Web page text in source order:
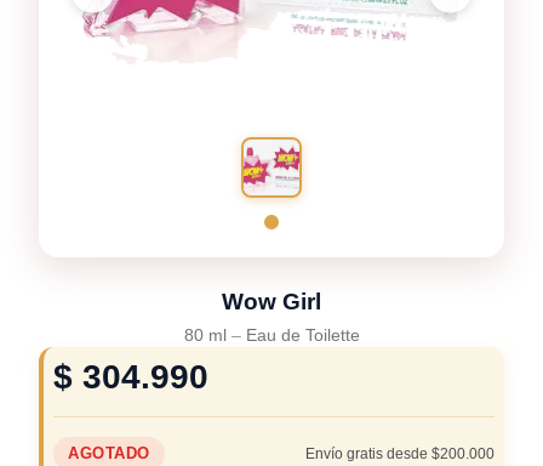
Wow Girl
80 ml – Eau de Toilette
$ 304.990
AGOTADO Envío gratis desde $200.000